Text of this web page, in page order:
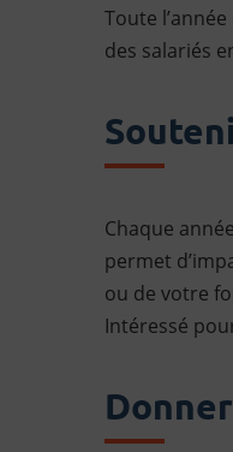
Toute
des salariés
Chaque
permet
ou de votre
Intéressé